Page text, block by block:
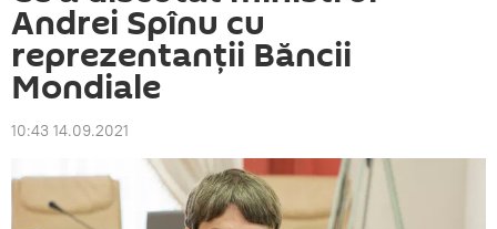
Andrei Spînu cu
reprezentanții Băncii
Mondiale
10:43 14.09.2021